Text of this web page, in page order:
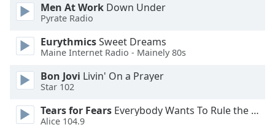
and
close
window.
Text
Color
Opacity
Men At Work Down Under
Pyrate Radio
EurythmicsSweet Dreams
Maine Internet Radio - Mainely 80s
Bon Jovi Livin' On a Prayer
Star 102
Tears for Fears Everybody Wants To Rule the World
Alice 104.9